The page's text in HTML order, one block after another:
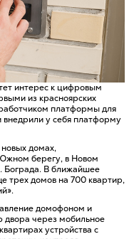
интерес к цифровым
из красноярских
платформы для
у себя платформу
домах,
берегу, в Новом
Бограда. В ближайшее
трех домов на 700 квартир,
домофоном и
двора через мобильное
устройства с